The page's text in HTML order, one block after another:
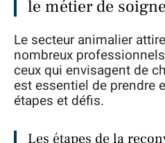
le métier de
Le secteur animalier
nombreux
ceux qui envisagent de
est essentiel de prendre
étapes et défis.
Les étapes de la